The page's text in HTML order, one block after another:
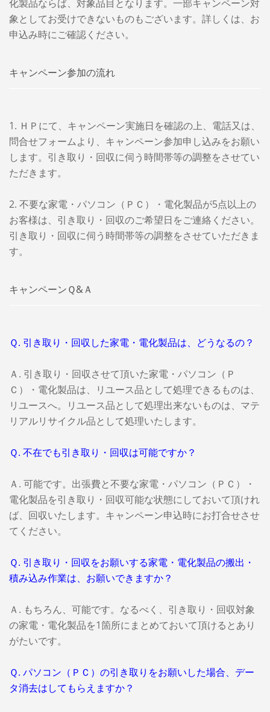
化製品ならば、対象品目となります。一部キャンペーン対
象としてお受けできないものもございます。詳しくは、お
申込み時にご確認ください。
キャンペーン参加の流れ
1. ＨＰにて、キャンペーン実施日を確認の上、電話又は、
問合せフォームより、キャンペーン参加申し込みをお願い
します。引き取り・回収に伺う時間帯等の調整をさせてい
ただきます。
2. 不要な家電・パソコン（ＰＣ）・電化製品が5点以上の
お客様は、引き取り・回収のご希望日をご連絡ください。
引き取り・回収に伺う時間帯等の調整をさせていただきま
す。
キャンペーンＱ&Ａ
Ｑ. 引き取り・回収した家電・電化製品は、どうなるの？
Ａ. 引き取り・回収させて頂いた家電・パソコン（Ｐ
Ｃ）・電化製品は、リユース品として処理できるものは、
リユースへ。リユース品として処理出来ないものは、マテ
リアルリサイクル品として処理いたします。
Ｑ. 不在でも引き取り・回収は可能ですか？
Ａ. 可能です。出張費と不要な家電・パソコン（ＰＣ）・
電化製品を引き取り・回収可能な状態にしておいて頂けれ
ば、回収いたします。キャンペーン申込時にお打合せさせ
てください。
Ｑ. 引き取り・回収をお願いする家電・電化製品の搬出・
積み込み作業は、お願いできますか？
Ａ. もちろん、可能です。なるべく、引き取り・回収対象
の家電・電化製品を1箇所にまとめておいて頂けるとあり
がたいです。
Ｑ. パソコン（ＰＣ）の引き取りをお願いした場合、デー
タ消去はしてもらえますか？